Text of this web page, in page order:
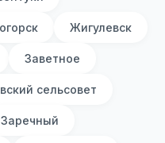
Жигулевск
Заветное
сельсовет
Заречный